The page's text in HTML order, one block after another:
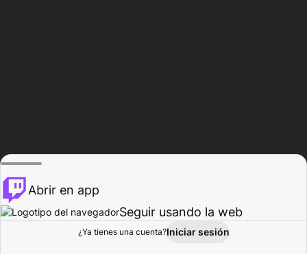
Explorar Actividad
Abrir en app
Seguir usando la web
¿Ya tienes una cuenta?Iniciar sesión